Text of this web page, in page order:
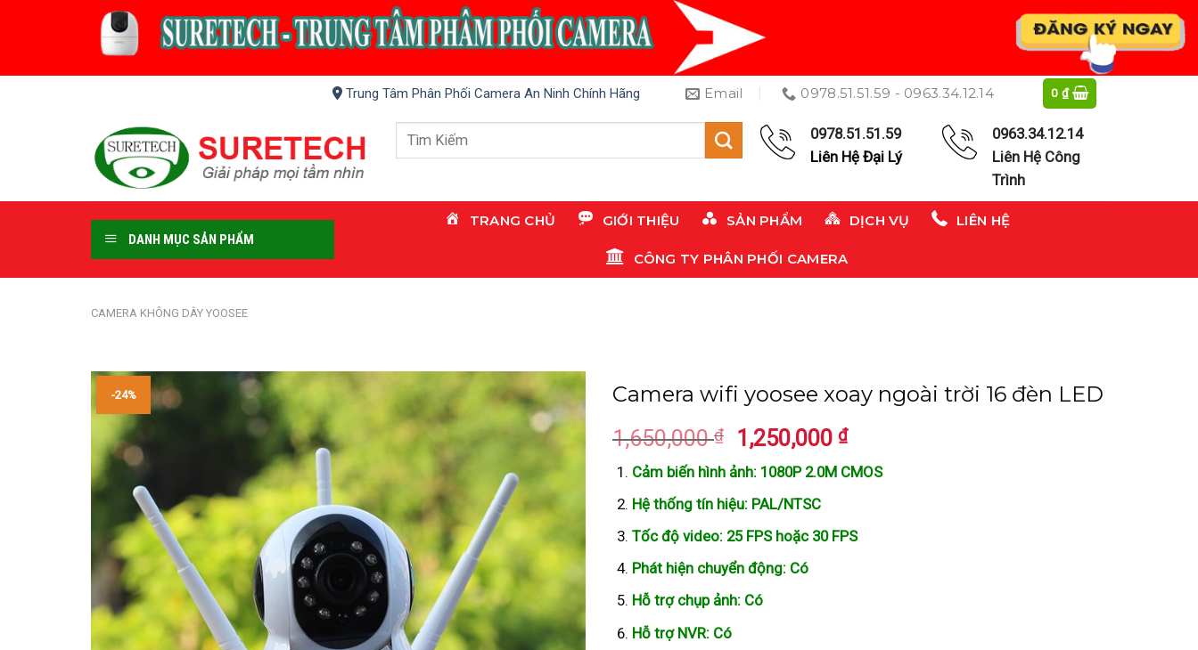
Trung Tâm Phân Phối Camera An Ninh Chính Hãng Email 0978.51.51.59 - 0963.34.12.14 0₫
Tìm
0978.51.51.59
Liên Hệ Đại Lý
0963.34.12.14
Liên Hệ Công
Trình
DANH MỤC SẢN PHẨM
TRANG CHỦ GIỚI THIỆU SẢN PHẨM DỊCH VỤ LIÊN HỆ
CÔNG TY PHÂN PHỐI CAMERA
CAMERA KHÔNG DÂY YOOSEE
-24%
Camera wifi yoosee xoay ngoài trời 16 đèn LED
1,650,000₫
Giá
gốc
là:
1,650,000 ₫.
1,250,000 ₫Giá
hiện
tại
1,250,000 ₫.
Cảm biến hình ảnh: 1080P 2.0M CMOS
Hệ thống tín hiệu: PAL/NTSC
Tốc độ video: 25 FPS hoặc 30 FPS
Phát hiện chuyển động: Có
Hỗ trợ chụp ảnh: Có
Hỗ trợ NVR: Có